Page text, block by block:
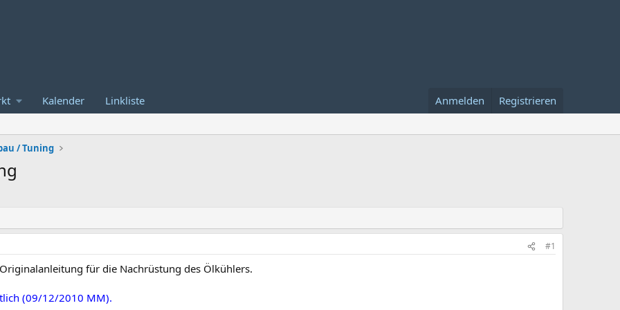
Kalender Linkliste Anmelden Registrieren
/ Tuning
#1
für die Nachrüstung des Ölkühlers.
(09/12/2010 MM).